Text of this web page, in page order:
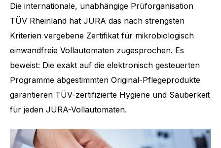
Die internationale, unabhängige Prüforganisation
TÜV Rheinland hat JURA das nach strengsten
Kriterien vergebene Zertifikat für mikrobiologisch
einwandfreie Vollautomaten zugesprochen. Es
beweist: Die exakt auf die elektronisch gesteuerten
Programme abgestimmten Original-Pflegeprodukte
garantieren TÜV-zertifizierte Hygiene und Sauberkeit
für jeden JURA-Vollautomaten.